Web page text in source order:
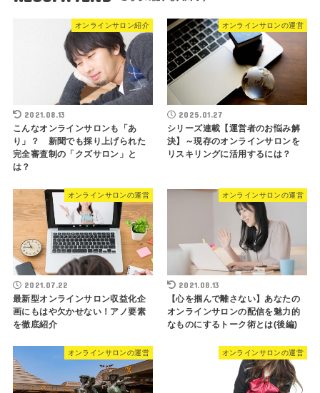
オンラインサロン紹介
2021.08.13
こんなオンラインサロンも「あ
り」？ 新聞でも採り上げられた
完全審査制の「クズサロン」と
は？
オンラインサロンの運営
2025.01.27
シリーズ連載【運営者のお悩み解
決】～現存のオンラインサロンを
リスキリングに活用するには？
オンラインサロンの運営
2021.07.22
最新型オンラインサロン収益化企
画にもはや欠かせない！アノ要素
を徹底紹介
オンラインサロンの運営
2021.08.13
【心を掴んで離さない】あなたの
オンラインサロンの配信を魅力的
なものにするトーク術とは(後編)
オンラインサロンの運営 オンラインサロンの運営